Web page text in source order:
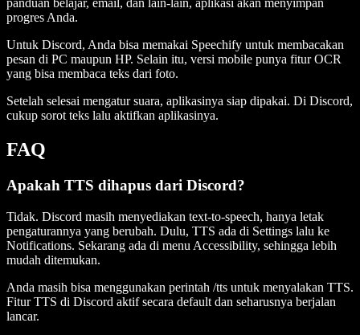
panduan belajar, email, dan lain-lain, aplikasi akan menyimpan
progres Anda.
Untuk Discord, Anda bisa memakai Speechify untuk membacakan
pesan di PC maupun HP. Selain itu, versi mobile punya fitur OCR
yang bisa membaca teks dari foto.
Setelah selesai mengatur suara, aplikasinya siap dipakai. Di Discord,
cukup sorot teks lalu aktifkan aplikasinya.
FAQ
Apakah TTS dihapus dari Discord?
Tidak. Discord masih menyediakan text-to-speech, hanya letak
pengaturannya yang berubah. Dulu, TTS ada di Settings lalu ke
Notifications. Sekarang ada di menu Accessibility, sehingga lebih
mudah ditemukan.
Anda masih bisa menggunakan perintah /tts untuk menyalakan TTS.
Fitur TTS di Discord aktif secara default dan seharusnya berjalan
lancar.